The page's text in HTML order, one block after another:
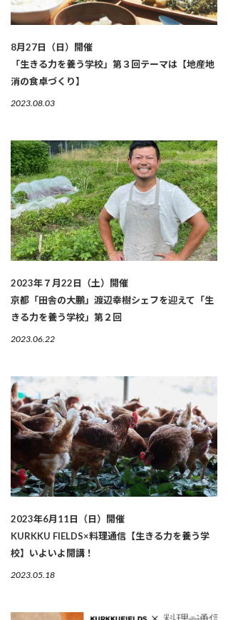
8月27日（日）開催
「生きる力を養う学校」第３回テーマは【地産地
消の食卓づくり】
2023.08.03
2023年７月22日（土）開催
京都「田舎の大鵬」渡辺幸樹シェフを迎えて「生
きる力を養う学校」第２回
2023.06.22
2023年6月11日（日）開催
KURKKU FIELDS×料理通信【生きる力を養う学
校】いよいよ開講！
2023.05.18